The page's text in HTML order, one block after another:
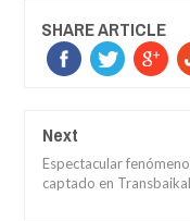
SHARE ARTICLE
Next
Espectacular fenómeno
captado en